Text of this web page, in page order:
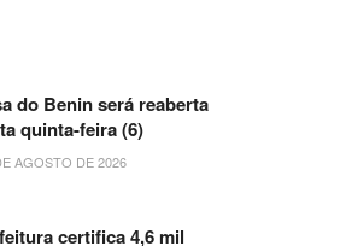
do Benin será reaberta
quinta-feira (6)
AGOSTO DE 2026
certifica 4,6 mil